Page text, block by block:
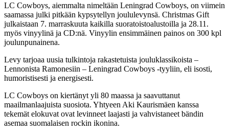
LC Cowboys, aiemmalta nimeltään Leningrad Cowboys, on viimein
saamassa julki pitkään kypsytellyn joululevynsä. Christmas Gift
julkaistaan 7. marraskuuta kaikilla suoratoistoalustoilla ja 28.11.
myös vinyylinä ja CD:nä. Vinyylin ensimmäinen painos on 300 kpl
joulunpunainena.
Levy tarjoaa uusia tulkintoja rakastetuista jouluklassikoista –
Lennonista Ramonesiin – Leningrad Cowboys -tyyliin, eli isosti,
humoristisesti ja energisesti.
LC Cowboys on kiertänyt yli 80 maassa ja saavuttanut
maailmanlaajuista suosiota. Yhtyeen Aki Kaurismäen kanssa
tekemät elokuvat ovat levinneet laajasti ja vahvistaneet bändin
asemaa suomalaisen rockin ikonina.